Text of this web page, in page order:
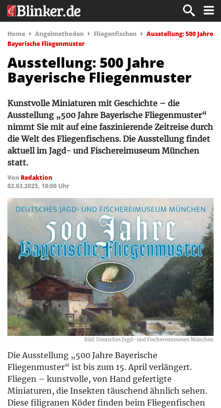
Home Angelmethoden Fliegenfischen
Ausstellung: 500 Jahre
Bayerische Fliegenmuster
Ausstellung: 500 Jahre
Bayerische Fliegenmuster
Kunstvolle Miniaturen mit Geschichte – die
Ausstellung „500 Jahre Bayerische Fliegenmuster“
nimmt Sie mit auf eine faszinierende Zeitreise durch
die Welt des Fliegenfischens. Die Ausstellung findet
aktuell im Jagd- und Fischereimuseum München
statt.
Von Redaktion
02.03.2025, 10:00 Uhr
Bild: Deutsches Jagd- und Fischereimuseum München
Die Ausstellung „500 Jahre Bayerische
Fliegenmuster“ ist bis zum 15. April verlängert.
Fliegen – kunstvolle, von Hand gefertigte
Miniaturen, die Insekten täuschend ähnlich sehen.
Diese filigranen Köder finden beim Fliegenfischen